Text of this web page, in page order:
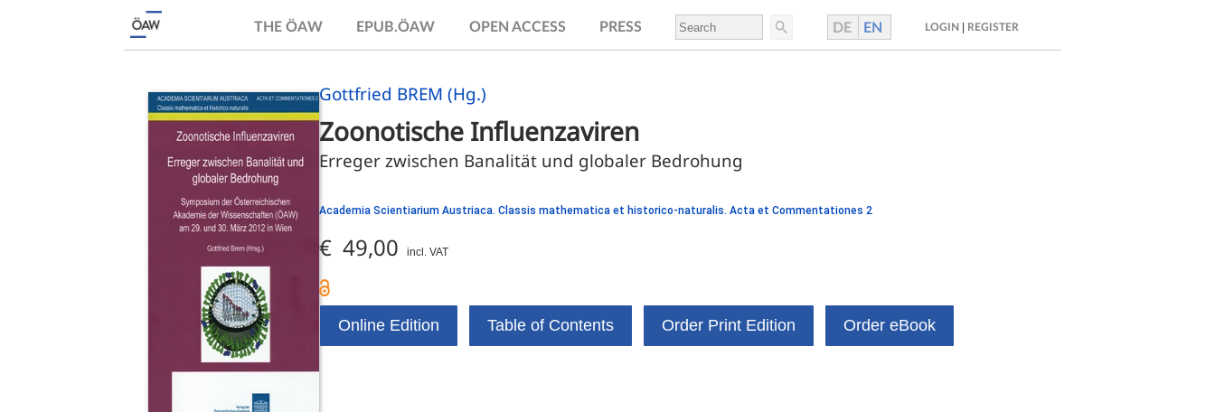
THE ÖAW EPUB.ÖAW OPEN ACCESS PRESS DE EN LOGIN REGISTER
Gottfried BREM (Hg.)
Zoonotische Influenzaviren
Erreger zwischen Banalität und globaler Bedrohung
Academia Scientiarium Austriaca. Classis mathematica et historico-naturalis. Acta et Commentationes 2
€ 49,00 incl. VAT
Online Edition Table of Contents Order Print Edition Order eBook